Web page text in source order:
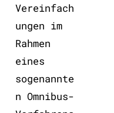
Vereinfach
ungen im
Rahmen
eines
sogenannte
n Omnibus-